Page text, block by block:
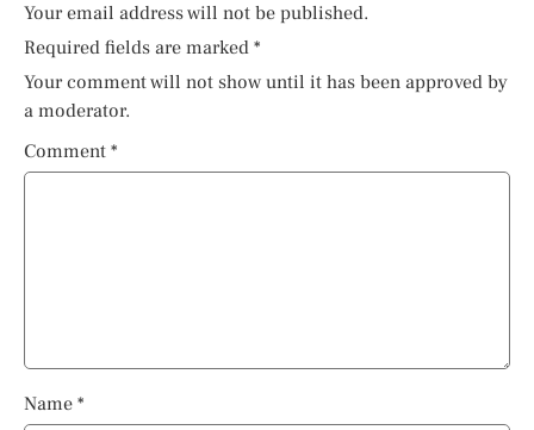
Your email address will not be published.
Required fields are marked *
Your comment will not show until it has been approved by
a moderator.
Comment *
Name *